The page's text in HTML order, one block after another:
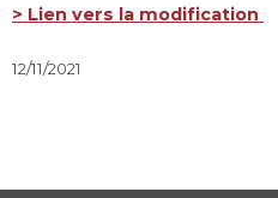
> Lien vers la modification
12/11/2021